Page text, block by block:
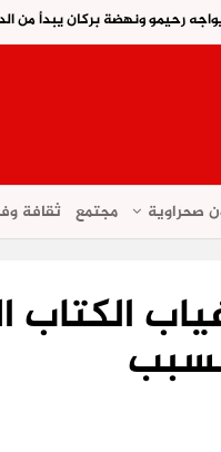
رحيمو ونهضة بركان يبدأ من
صحراوية مجتمع ثقافة
الكتاب